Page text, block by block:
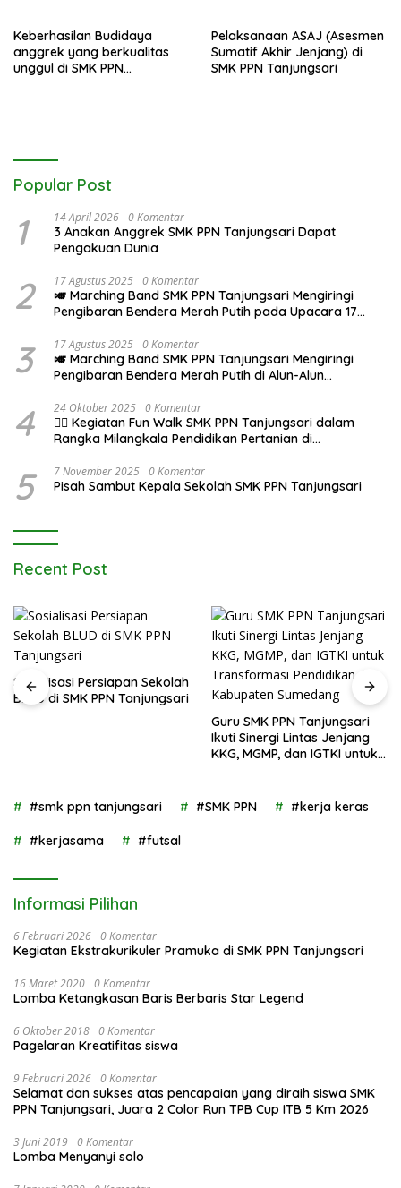
SMK PPN Tanjungsari
Keberhasilan Budidaya
anggrek yang berkualitas
unggul di SMK PPN
Pelaksanaan ASAJ (Asesmen
Sumatif Akhir Jenjang) di
SMK PPN Tanjungsari
Popular Post
1 14 April 2026 0 Komentar
3 Anakan Anggrek SMK PPN Tanjungsari Dapat
Pengakuan Dunia
2 17 Agustus 2025 0 Komentar
🎺 Marching Band SMK PPN Tanjungsari Mengiringi
Pengibaran Bendera Merah Putih pada Upacara 17
3 17 Agustus 2025 0 Komentar
🎺 Marching Band SMK PPN Tanjungsari Mengiringi
Pengibaran Bendera Merah Putih di Alun-Alun
4 24 Oktober 2025 0 Komentar
🚶‍♂️ Kegiatan Fun Walk SMK PPN Tanjungsari dalam
Rangka Milangkala Pendidikan Pertanian di
5 7 November 2025 0 Komentar
Pisah Sambut Kepala Sekolah SMK PPN Tanjungsari
Recent Post
Sosialisasi Persiapan Sekolah
BLUD di SMK PPN Tanjungsari
Guru SMK PPN Tanjungsari
Ikuti Sinergi Lintas Jenjang
KKG, MGMP, dan IGTKI untuk
#smk ppn tanjungsari
#SMK PPN #kerja keras
#kerjasama #futsal
Informasi Pilihan
6 Februari 2026 0 Komentar
Kegiatan Ekstrakurikuler Pramuka di SMK PPN Tanjungsari
16 Maret 2020 0 Komentar
Lomba Ketangkasan Baris Berbaris Star Legend
6 Oktober 2018 0 Komentar
Pagelaran Kreatifitas siswa
9 Februari 2026 0 Komentar
Selamat dan sukses atas pencapaian yang diraih siswa SMK
PPN Tanjungsari, Juara 2 Color Run TPB Cup ITB 5 Km 2026
3 Juni 2019 0 Komentar
Lomba Menyanyi solo